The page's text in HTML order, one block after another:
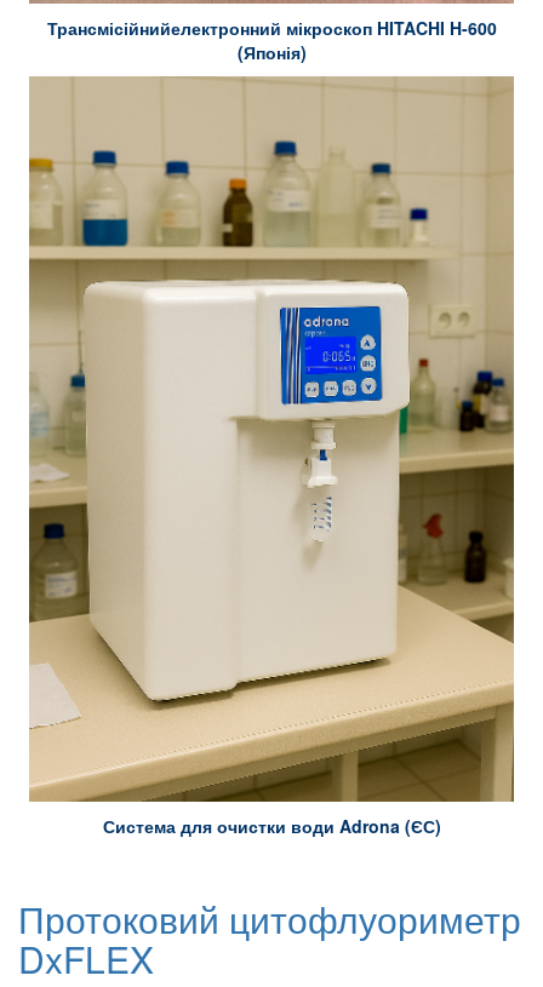
Трансмісійнийелектронний мікроскоп HITACHI H-600
(Японія)
Система для очистки води Adrona (ЄС)
Протоковий цитофлуориметр
DxFLEX